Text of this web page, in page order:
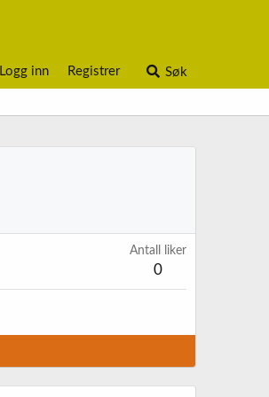
Logg inn Registrer Søk
Antall liker
0